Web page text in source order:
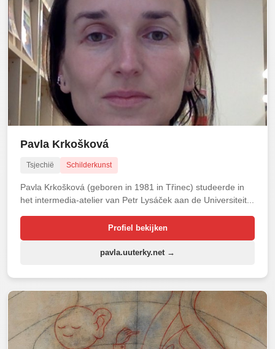
Pavla Krkošková
Tsjechië Schilderkunst
Pavla Krkošková (geboren in 1981 in Třinec) studeerde in
het intermedia-atelier van Petr Lysáček aan de Universiteit...
Profiel bekijken
pavla.uuterky.net →